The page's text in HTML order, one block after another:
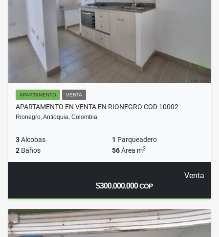
APARTAMENTO VENTA
APARTAMENTO EN VENTA EN RIONEGRO COD 10002
Rionegro, Antioquia, Colombia
3Alcobas 1 Parqueadero
2 Baños 56Área m2
Venta
$300.000.000COP